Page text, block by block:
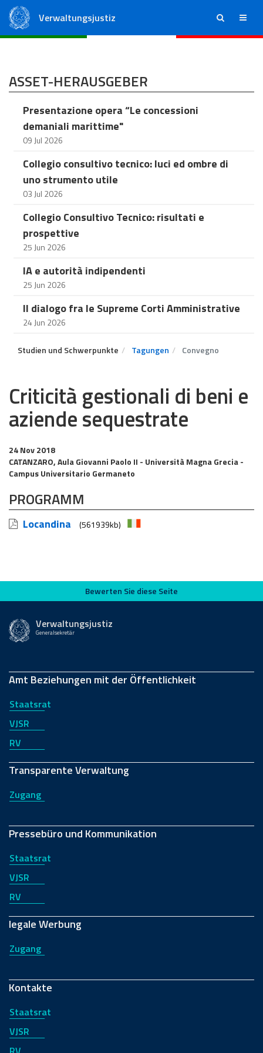
Verwaltungsjustiz ricerca menu
ASSET-HERAUSGEBER
Presentazione opera “Le concessioni
demaniali marittime"
09 Jul 2026
Collegio consultivo tecnico: luci ed ombre di
uno strumento utile
03 Jul 2026
Collegio Consultivo Tecnico: risultati e
prospettive
25 Jun 2026
IA e autorità indipendenti
25 Jun 2026
Il dialogo fra le Supreme Corti Amministrative
24 Jun 2026
Studien und Schwerpunkte Tagungen Convegno
Criticità gestionali di beni e
aziende sequestrate
24 Nov 2018
CATANZARO, Aula Giovanni Paolo II - Università Magna Grecia -
Campus Universitario Germaneto
PROGRAMM
Locandina (561939kb)
Bewerten Sie diese Seite
Bewerten Sie diese Seite
Verwaltungsjustiz
Generalsekretär
Amt Beziehungen mit der Öffentlichkeit
Staatsrat
VJSR
RV
Transparente Verwaltung
Zugang
Pressebüro und Kommunikation
Staatsrat
VJSR
RV
legale Werbung
Zugang
Kontakte
Staatsrat
VJSR